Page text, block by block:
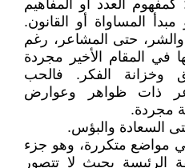
كمفهوم العدد أو المفاهيم
المساواة أو القانون.
والشر، حتى المشاعر، رغم
في المقام الأخير مجردة
وخزانة الفكر. فالحب
ذات ظواهر وعوارض
مجردة.
السعادة والبؤس.
مواضع متكررة، وهو جزء
الرئيسة بحيث لا تتصور